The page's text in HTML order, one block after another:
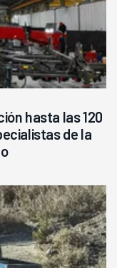
hasta las 120
de la